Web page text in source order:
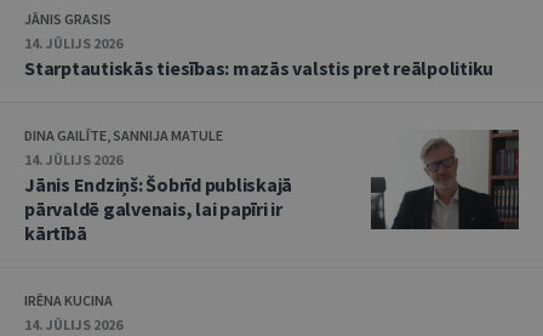
JĀNIS GRASIS
14. JŪLIJS 2026
Starptautiskās tiesības: mazās valstis pret reālpolitiku
DINA GAILĪTE, SANNIJA MATULE
14. JŪLIJS 2026
Jānis Endziņš: Šobrīd publiskajā
pārvaldē galvenais, lai papīri ir
kārtībā
IRĒNA KUCINA
14. JŪLIJS 2026